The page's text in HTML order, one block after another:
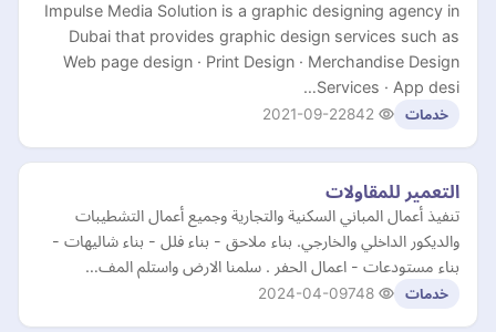
Impulse Media Solution is a graphic designing agency in
Dubai that provides graphic design services such as
Web page design · Print Design · Merchandise Design
Services · App desi…
خدمات 2021-09-22
التعمير للمقاولات
تنفيذ أعمال المباني السكنية والتجارية وجميع أعمال التشطيبات
والديكور الداخلي والخارجي. بناء ملاحق - بناء فلل - بناء شاليهات -
بناء مستودعات - اعمال الحفر . سلمنا الارض واستلم المف…
خدمات 2024-04-09